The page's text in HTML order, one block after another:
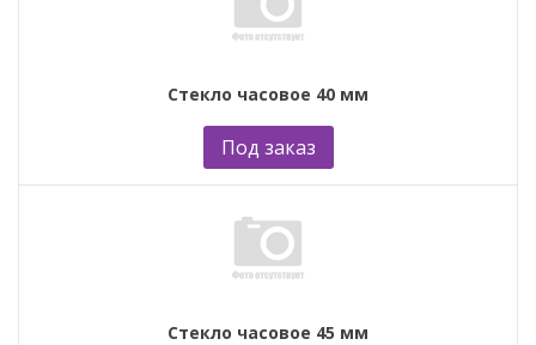
Стекло часовое 40 мм
Под заказ
Стекло часовое 45 мм